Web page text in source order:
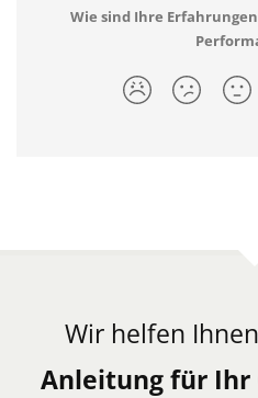
Wie sind Ihre
Wir helfen
Anleitung für Ihr